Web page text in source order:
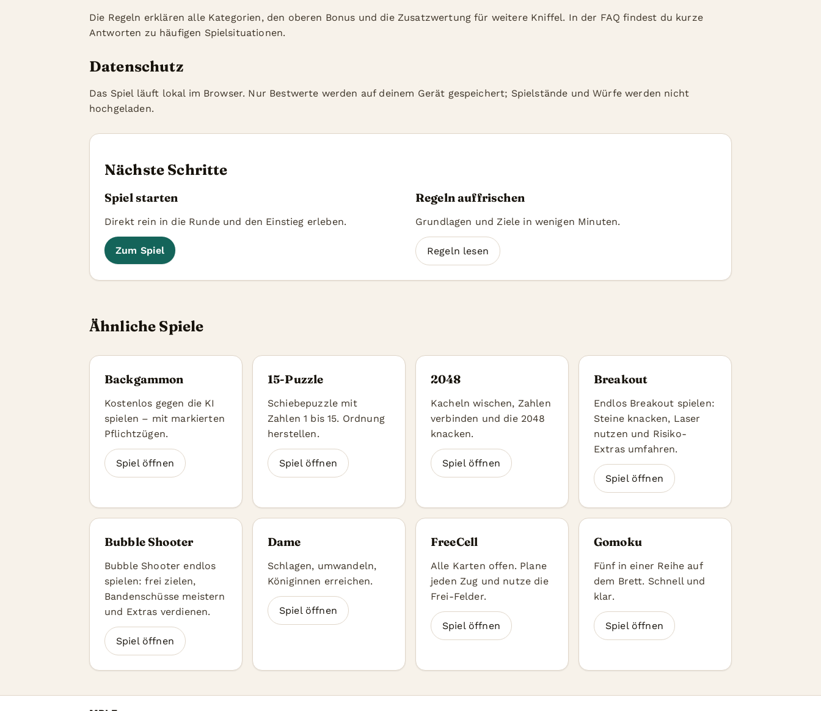
Die Regeln erklären alle Kategorien, den oberen Bonus und die Zusatzwertung für weitere Kniffel. In der FAQ findest du kurze
Antworten zu häufigen Spielsituationen.
Datenschutz
Das Spiel läuft lokal im Browser. Nur Bestwerte werden auf deinem Gerät gespeichert; Spielstände und Würfe werden nicht
hochgeladen.
Nächste Schritte
Spiel starten
Direkt rein in die Runde und den Einstieg erleben.
Zum Spiel
Regeln auffrischen
Grundlagen und Ziele in wenigen Minuten.
Regeln lesen
Ähnliche Spiele
Backgammon
Kostenlos gegen die KI
spielen – mit markierten
Pflichtzügen.
Spiel öffnen
15-Puzzle
Schiebepuzzle mit
Zahlen 1 bis 15. Ordnung
herstellen.
Spiel öffnen
2048
Kacheln wischen, Zahlen
verbinden und die 2048
knacken.
Spiel öffnen
Breakout
Endlos Breakout spielen:
Steine knacken, Laser
nutzen und Risiko-
Extras umfahren.
Spiel öffnen
Bubble Shooter
Bubble Shooter endlos
spielen: frei zielen,
Bandenschüsse meistern
und Extras verdienen.
Spiel öffnen
Dame
Schlagen, umwandeln,
Königinnen erreichen.
Spiel öffnen
FreeCell
Alle Karten offen. Plane
jeden Zug und nutze die
Frei-Felder.
Spiel öffnen
Gomoku
Fünf in einer Reihe auf
dem Brett. Schnell und
klar.
Spiel öffnen